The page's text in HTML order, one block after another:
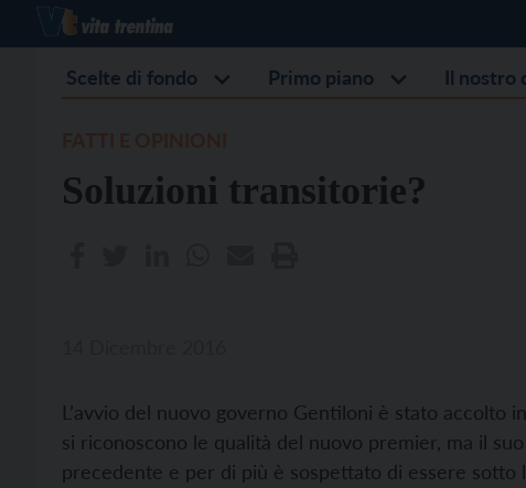
Scelte di fondo Primo piano Il nostro
Soluzioni transitorie?
L’avvio del nuovo governo Gentiloni è stato accolto
si riconoscono le qualità del nuovo premier, ma il
precedente e per di più è sospettato di essere sotto